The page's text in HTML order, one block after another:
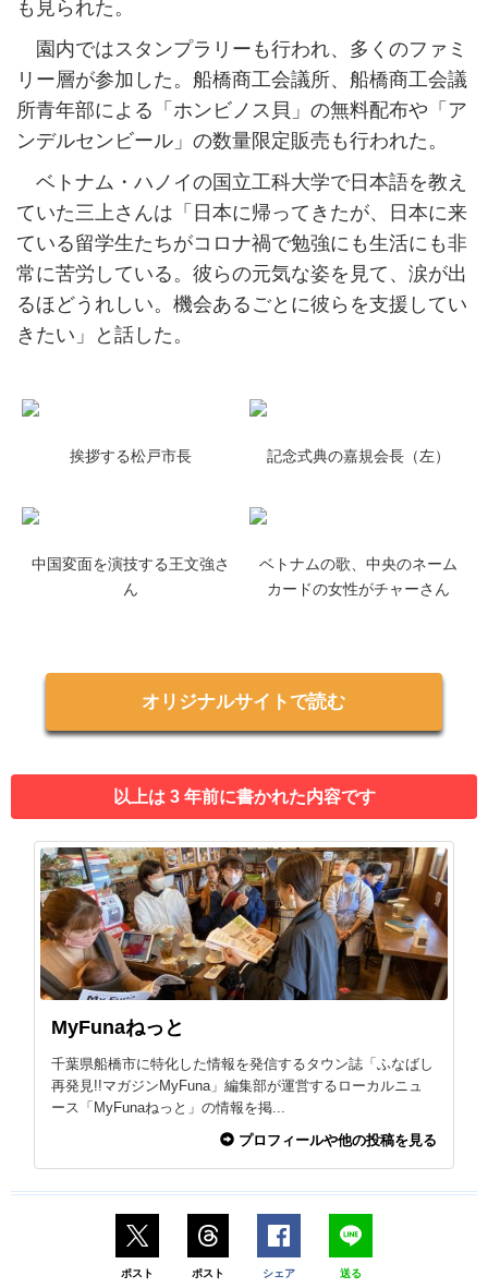
も見られた。
園内ではスタンプラリーも行われ、多くのファミ
リー層が参加した。船橋商工会議所、船橋商工会議
所青年部による「ホンビノス貝」の無料配布や「ア
ンデルセンビール」の数量限定販売も行われた。
ベトナム・ハノイの国立工科大学で日本語を教え
ていた三上さんは「日本に帰ってきたが、日本に来
ている留学生たちがコロナ禍で勉強にも生活にも非
常に苦労している。彼らの元気な姿を見て、涙が出
るほどうれしい。機会あるごとに彼らを支援してい
きたい」と話した。
挨拶する松戸市長 記念式典の嘉規会長（左）
中国変面を演技する王文強さ
ん
ベトナムの歌、中央のネーム
カードの女性がチャーさん
オリジナルサイトで読む
以上は 3 年前に書かれた内容です
MyFunaねっと
千葉県船橋市に特化した情報を発信するタウン誌「ふなばし
再発見!!マガジンMyFuna」編集部が運営するローカルニュ
ース「MyFunaねっと」の情報を掲...
プロフィールや他の投稿を見る
ポスト ポスト シェア 送る